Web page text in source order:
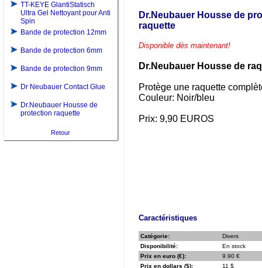
TT-KEYE GlantiStatisch
Ultra Gel Nettoyant pour Anti
Spin
Bande de protection 12mm
Bande de protection 6mm
Bande de protection 9mm
Dr Neubauer Contact Glue
Dr.Neubauer Housse de
protection raquette
Retour
Dr.Neubauer Housse de
raquette
Disponible dès maintenant!
Dr.Neubauer Housse de
Protège une raquette
Couleur: Noir/bleu
Prix: 9,90 EUROS
Caractéristiques
Catégorie:
Divers
Disponibilité:
En stock
Prix en euro (€):
9.90 €
Prix en dollars ($):
11 $